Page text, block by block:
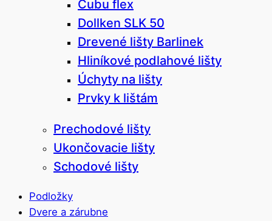
Cubu flex
Dollken SLK 50
Drevené lišty Barlinek
Hliníkové podlahové lišty
Úchyty na lišty
Prvky k lištám
Prechodové lišty
Ukončovacie lišty
Schodové lišty
Podložky
Dvere a zárubne